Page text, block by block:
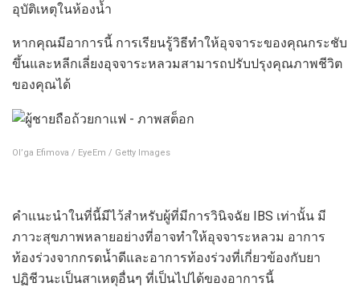
อุบัติเหตุในห้องน้ำ
หากคุณมีอาการนี้ การเรียนรู้วิธีทำให้อุจจาระของคุณกระชับ
ขึ้นและหลีกเลี่ยงอุจจาระหลวมสามารถปรับปรุงคุณภาพชีวิต
ของคุณได้
Ol’ga Efimova / EyeEm / Getty Images
คำแนะนำในที่นี้มีไว้สำหรับผู้ที่มีการวินิจฉัย IBS เท่านั้น มี
ภาวะสุขภาพหลายอย่างที่อาจทำให้อุจจาระหลวม อาการ
ท้องร่วงจากกรดน้ำดีและอาการท้องร่วงที่เกี่ยวข้องกับยา
ปฏิชีวนะเป็นสาเหตุอื่นๆ ที่เป็นไปได้ของอาการนี้